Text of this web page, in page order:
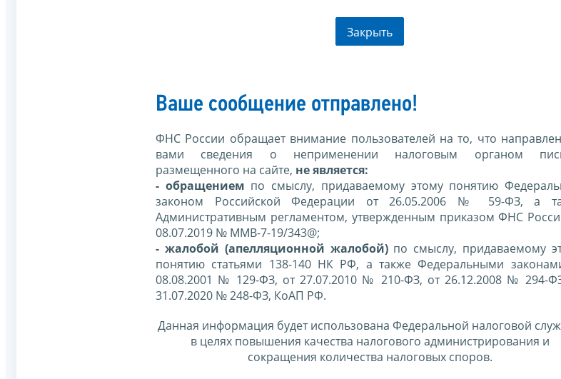
Закрыть
Ваше сообщение отправлено!
ФНС России обращает внимание пользователей на то, что
вами сведения о неприменении налоговым органом
размещенного на сайте, не является:
- обращением по смыслу, придаваемому этому понятию
законом Российской Федерации от 26.05.2006 № 59-ФЗ, а
Административным регламентом, утвержденным приказом ФНС
08.07.2019 № ММВ-7-19/343@;
- жалобой (апелляционной жалобой)по смыслу, придаваемому
понятию статьями 138-140 НК РФ, а также Федеральными
08.08.2001 № 129-ФЗ, от 27.07.2010 № 210-ФЗ, от 26.12.2008 № 294-
31.07.2020 № 248-ФЗ, КоАП РФ.
Данная информация будет использована Федеральной налоговой
в целях повышения качества налогового администрирования и
сокращения количества налоговых споров.